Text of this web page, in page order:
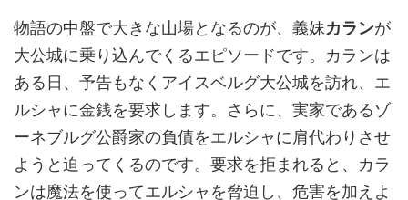
物語の中盤で大きな山場となるのが、義妹カランが
大公城に乗り込んでくるエピソードです。カランは
ある日、予告もなくアイスベルグ大公城を訪れ、エ
ルシャに金銭を要求します。さらに、実家であるゾ
ーネブルグ公爵家の負債をエルシャに肩代わりさせ
ようと迫ってくるのです。要求を拒まれると、カラ
ンは魔法を使ってエルシャを脅迫し、危害を加えよ